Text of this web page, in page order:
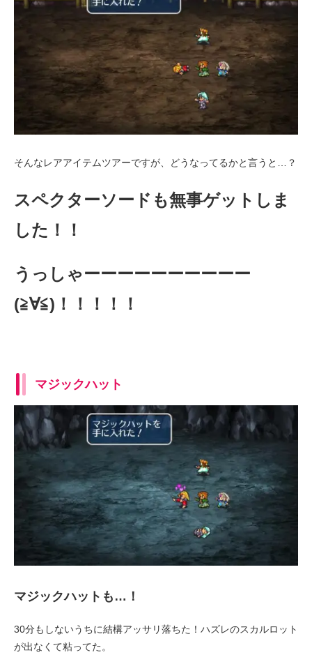
そんなレアアイテムツアーですが、どうなってるかと言うと…？
スペクターソードも無事ゲットしま
した！！
うっしゃーーーーーーーーーー
(≧∀≦)！！！！！
マジックハット
マジックハットも…！
30分もしないうちに結構アッサリ落ちた！ハズレのスカルロット
が出なくて粘ってた。